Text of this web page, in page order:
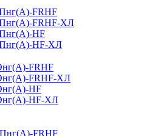
FRHF
FRHF-ХЛ
HF
HF-ХЛ
FRHF
FRHF-ХЛ
HF
HF-ХЛ
FRHF